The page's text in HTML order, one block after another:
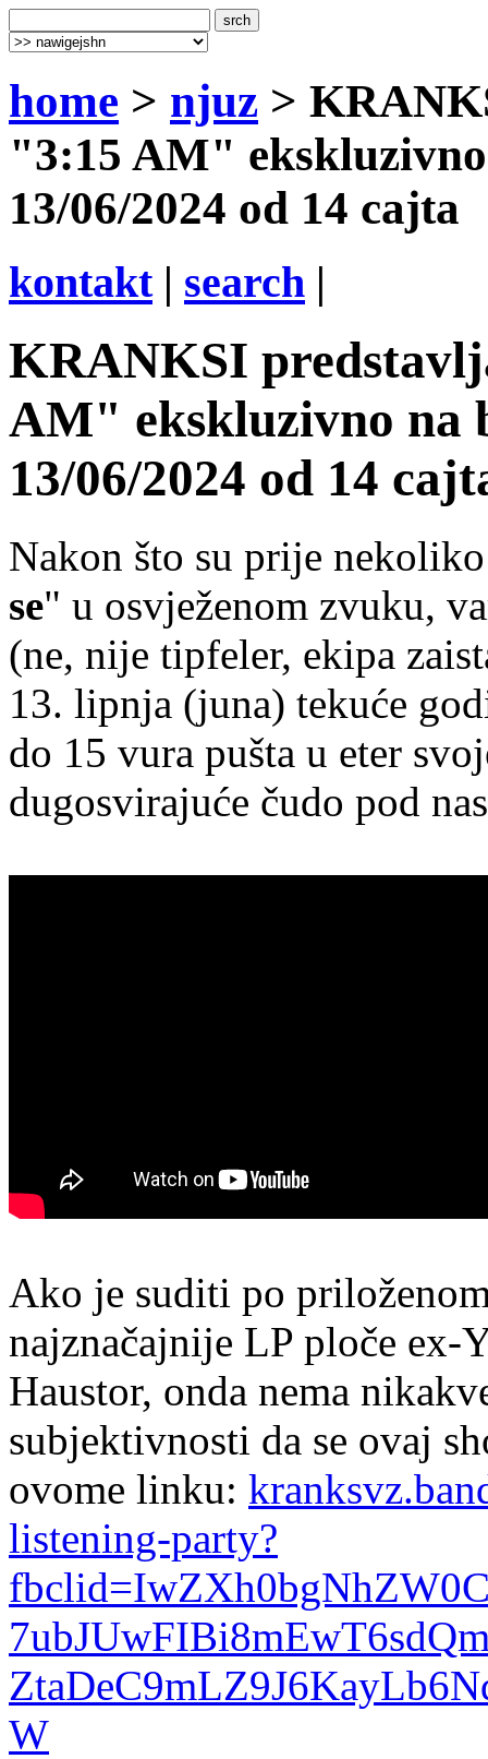
home > njuz >
"3:15 AM"
13/06/2024 od 14 cajta
kontakt| search |
KRANKSI
AM" ekskluzivno na
13/06/2024 od 14
Nakon što su prije
se" u osvježenom zvuku,
(ne, nije tipfeler, ekipa
13. lipnja (juna) tekuće
do 15 vura pušta u eter
dugosvirajuće čudo pod
Ako je suditi po
najznačajnije LP ploče ex-
Haustor, onda nema
subjektivnosti da se ovaj
ovome linku:
listening-party?
W